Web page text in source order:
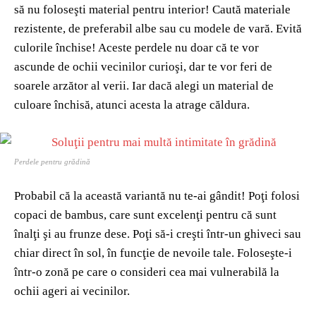
să nu foloseşti material pentru interior! Caută materiale
rezistente, de preferabil albe sau cu modele de vară. Evită
culorile închise! Aceste perdele nu doar că te vor
ascunde de ochii vecinilor curioşi, dar te vor feri de
soarele arzător al verii. Iar dacă alegi un material de
culoare închisă, atunci acesta la atrage căldura.
Perdele pentru grădină
Probabil că la această variantă nu te-ai gândit! Poţi folosi
copaci de bambus, care sunt excelenţi pentru că sunt
înalţi şi au frunze dese. Poţi să-i creşti într-un ghiveci sau
chiar direct în sol, în funcţie de nevoile tale. Foloseşte-i
într-o zonă pe care o consideri cea mai vulnerabilă la
ochii ageri ai vecinilor.